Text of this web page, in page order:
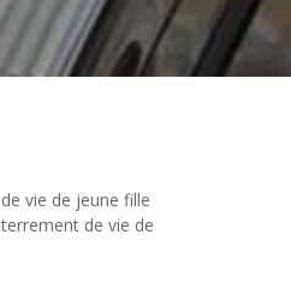
vie de jeune fille
de vie de